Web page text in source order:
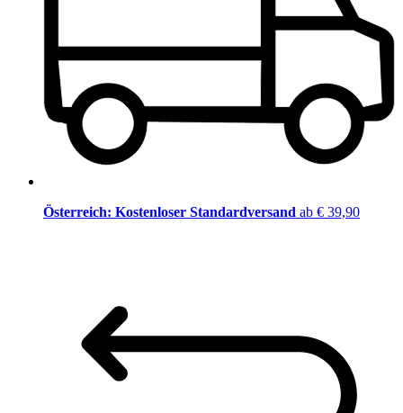
Österreich: Kostenloser Standardversand ab € 39,90